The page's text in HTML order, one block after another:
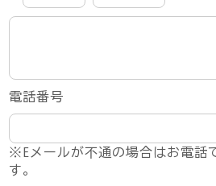
電話番号
※Eメールが不通の場合はお電話
す。